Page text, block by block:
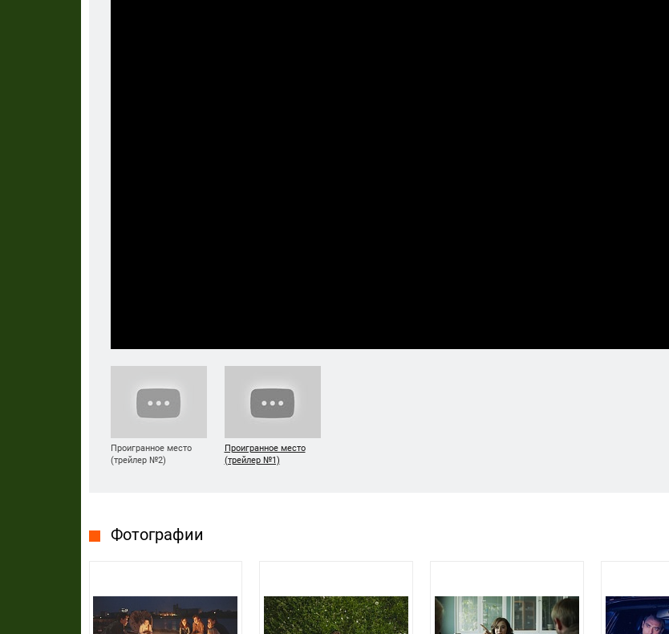
Проигранное место
(трейлер №2)
Проигранное место
(трейлер №1)
Фотографии